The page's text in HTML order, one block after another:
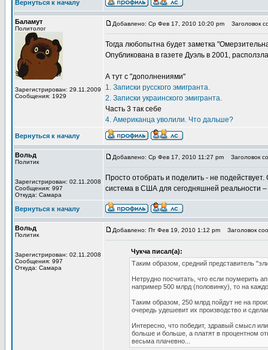
Вернуться к началу
Баламут
Политолог
Зарегистрирован: 29.11.2009
Сообщения: 1929
Добавлено: Ср Фев 17, 2010 10:20 pm Заголовок
Тогда любопытна будет заметка
Опубликована в газете Дуэль в 2001,
А тут с "дополнениями"
1. Записки русского эмигранта.
2. Записки украинского эмигранта.
Часть 3 так себе
4. Американца уволили. Что дальше?
Вернуться к началу
Вольд
Политик
Зарегистрирован: 02.11.2008
Сообщения: 997
Откуда: Самара
Добавлено: Ср Фев 17, 2010 11:27 pm Заголовок
Просто отобрать и поделить - не
система в США для сегодняшней реальности –
Вернуться к началу
Вольд
Политик
Зарегистрирован: 02.11.2008
Сообщения: 997
Откуда: Самара
Добавлено: Пт Фев 19, 2010 1:12 pm Заголовок
Чукча писал(а):
Таким образом, средний представитель
Нетрудно посчитать, что если поумерить
например 500 млрд (половинку), то на
Таким образом, 250 млрд пойдут не на
очередь удешевит их производство и
Интересно, что победит, здравый смысл
больше и больше, а платят в процентном
весьма плачевно...